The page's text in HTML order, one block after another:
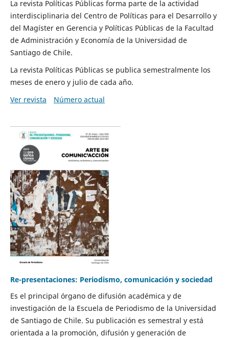
La revista Políticas Públicas forma parte de la actividad
interdisciplinaria del Centro de Políticas para el Desarrollo y
del Magíster en Gerencia y Políticas Públicas de la Facultad
de Administración y Economía de la Universidad de
Santiago de Chile.
La revista Políticas Públicas se publica semestralmente los
meses de enero y julio de cada año.
Ver revista
Número actual
Re-presentaciones: Periodismo, comunicación y sociedad
Es el principal órgano de difusión académica y de
investigación de la Escuela de Periodismo de la Universidad
de Santiago de Chile. Su publicación es semestral y está
orientada a la promoción, difusión y generación de